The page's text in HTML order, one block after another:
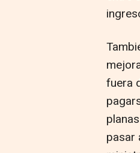
fuera
pasar